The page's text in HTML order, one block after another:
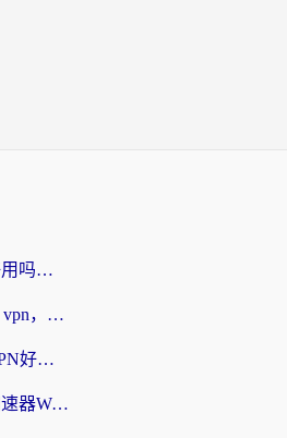
海外党必看：迅游VPN好用吗？和番茄加速器VPN对比哪个回国效果更好？
海外党必看：如何选对cn vpn，轻松解锁国内影音游戏？
海外党必看：ChickCN VPN好用吗？和星河VPN对比哪个回国效果更好？附真实体验+避坑指南
海外党必看：免费VPN加速器Windows版怎么选？附真实测评与无缝访问国内资源指南